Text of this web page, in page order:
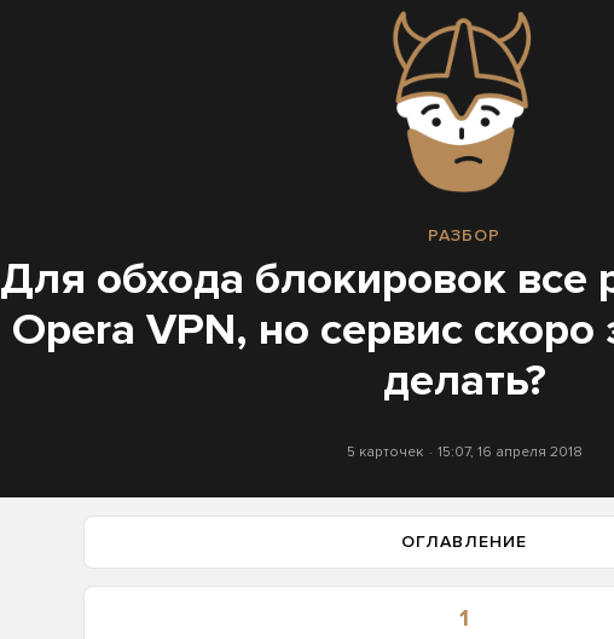
РАЗБОР
Для обхода блокировок все
Opera VPN, но сервис скоро
делать?
5 карточек 15:07, 16 апреля 2018
ОГЛАВЛЕНИЕ
1